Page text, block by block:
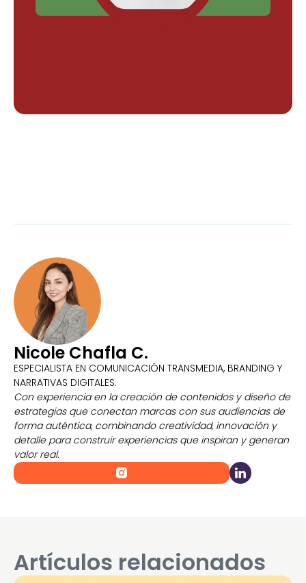
Nicole Chafla C.
ESPECIALISTA EN COMUNICACIÓN TRANSMEDIA, BRANDING Y
NARRATIVAS DIGITALES.
Con experiencia en la creación de contenidos y diseño de
estrategias que conectan marcas con sus audiencias de
forma auténtica, combinando creatividad, innovación y
detalle para construir experiencias que inspiran y generan
valor real.
Artículos relacionados